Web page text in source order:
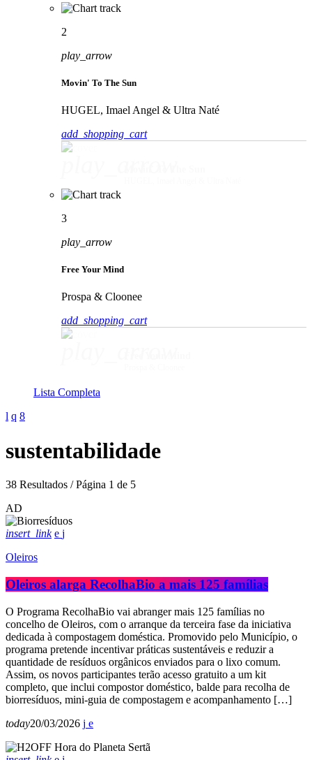
2
play_arrow
Movin' To The Sun
HUGEL, Imael Angel & Ultra Naté
add_shopping_cart
3
play_arrow
Free Your Mind
Prospa & Cloonee
add_shopping_cart
Lista Completa
sustentabilidade
38 Resultados / Página 1 de 5
AD
insert_link
Oleiros
Oleiros alarga RecolhaBio a mais 125 famílias
O Programa RecolhaBio vai abranger mais 125 famílias no
concelho de Oleiros, com o arranque da terceira fase da iniciativa
dedicada à compostagem doméstica. Promovido pelo Município, o
programa pretende incentivar práticas sustentáveis e reduzir a
quantidade de resíduos orgânicos enviados para o lixo comum.
Assim, os novos participantes terão acesso gratuito a um kit
completo, que inclui compostor doméstico, balde para recolha de
biorresíduos, mini-guia de compostagem e acompanhamento […]
today20/03/2026